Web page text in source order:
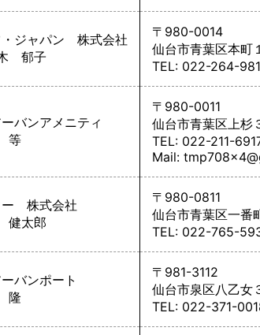
・ジャパン 株式会社
郁子
〒980-0014
仙台市青葉区本町
TEL: 022-264-
バンアメニティ
等
〒980-0011
仙台市青葉区上杉
TEL: 022-211-
Mail:
ー 株式会社
健太郎
〒980-0811
仙台市青葉区一番
TEL: 022-765-
バンポート
隆
〒981-3112
仙台市泉区八乙女
TEL: 022-371-